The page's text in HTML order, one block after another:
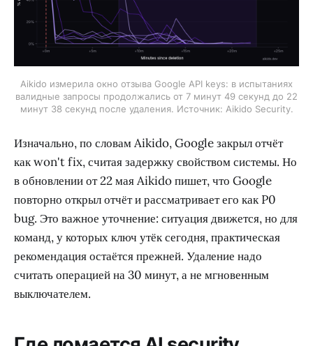
Aikido измерила окно отзыва Google API keys: в испытаниях
валидные запросы продолжались от 7 минут 49 секунд до 22
минут 38 секунд после удаления. Источник: Aikido Security.
Изначально, по словам Aikido, Google закрыл отчёт
как won't fix, считая задержку свойством системы. Но
в обновлении от 22 мая Aikido пишет, что Google
повторно открыл отчёт и рассматривает его как P0
bug. Это важное уточнение: ситуация движется, но для
команд, у которых ключ утёк сегодня, практическая
рекомендация остаётся прежней. Удаление надо
считать операцией на 30 минут, а не мгновенным
выключателем.